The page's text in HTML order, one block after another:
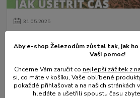
31.05.2025
číst celé
Aby e-shop Železodům zůstal tak, jak
Vaši pomoc!
Chceme Vám zaručit co nejlepší zážitek z
si, co máte v košíku, Vaše oblíbené
pokaždé přihlašovat a na našich stránkách
hledáte a ušetřili spoustu času